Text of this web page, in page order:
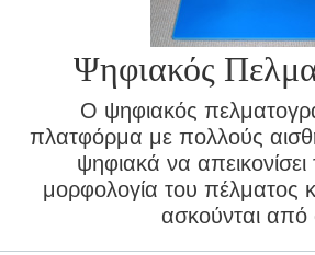
Ψηφιακός
Ο ψηφιακός
πλατφόρμα με πολλούς
ψηφιακά να απεικονίσει
μορφολογία του πέλματος
ασκούνται από